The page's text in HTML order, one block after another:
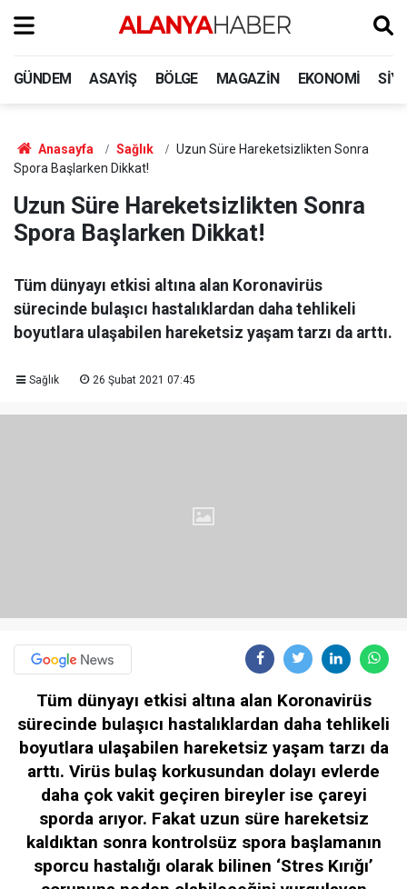
GÜNDEM ASAYIŞ BÖLGE MAGAZIN EKONOMI
Anasayfa Sağlık
Uzun Süre Hareketsizlikten Sonra
Spora Başlarken Dikkat!
Uzun Süre Hareketsizlikten Sonra
Spora Başlarken Dikkat!
Tüm dünyayı etkisi altına alan Koronavirüs
sürecinde bulaşıcı hastalıklardan daha tehlikeli
boyutlara ulaşabilen hareketsiz yaşam tarzı da arttı.
Sağlık 26 Şubat 2021 07:45
Tüm dünyayı etkisi altına alan Koronavirüs
sürecinde bulaşıcı hastalıklardan daha tehlikeli
boyutlara ulaşabilen hareketsiz yaşam tarzı da
arttı. Virüs bulaş korkusundan dolayı evlerde
daha çok vakit geçiren bireyler ise çareyi
sporda arıyor. Fakat uzun süre hareketsiz
kaldıktan sonra kontrolsüz spora başlamanın
sporcu hastalığı olarak bilinen ‘Stres Kırığı’